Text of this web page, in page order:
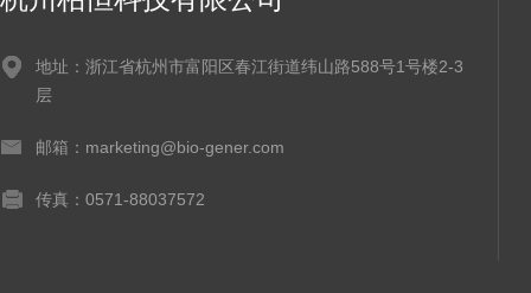
地址：浙江省杭州市富阳区春江街道纬山路588号1号楼2-3
层
邮箱：marketing@bio-gener.com
传真：0571-88037572